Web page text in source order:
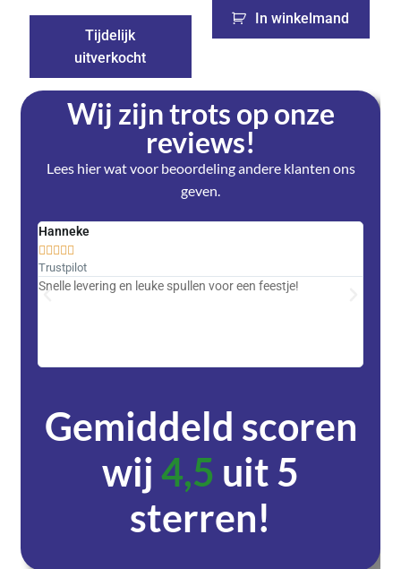
Tijdelijk
uitverkocht
In winkelmand
Wij zijn trots op onze
reviews!
Lees hier wat voor beoordeling andere klanten ons
geven.
Hanneke
    
Trustpilot
Snelle levering en leuke spullen voor een feestje!
Gemiddeld scoren
wij4,5 uit 5
sterren!